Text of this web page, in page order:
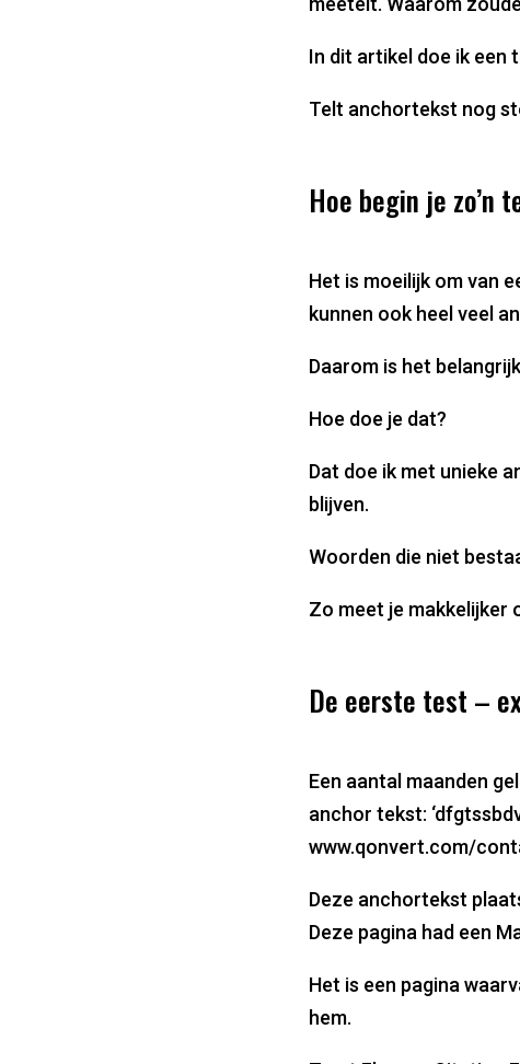
In dit artikel doe ik een
Telt anchortekst nog
Hoe begin je zo’n
Het is moeilijk om van
kunnen ook heel veel
Daarom is het
Hoe doe je dat?
Dat doe ik met unieke
blijven.
Woorden die niet
Zo meet je makkelijker
De eerste test –
Een aantal maanden
anchor tekst:
www.qonvert.com/
Deze anchortekst
Deze pagina had een
Het is een pagina
hem.